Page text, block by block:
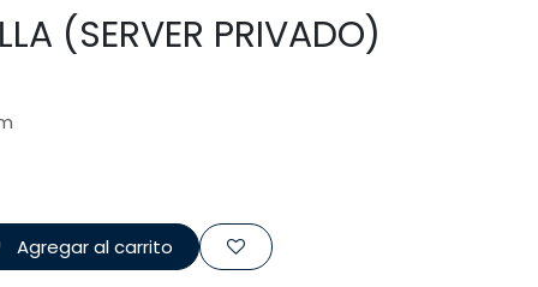
(SERVER PRIVADO)
Agregar al carrito